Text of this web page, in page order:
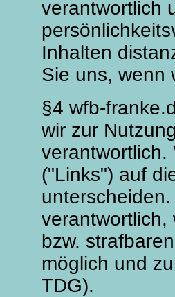
verantwortlich
Inhalten
Sie uns, wenn
§4 wfb-
wir zur
verantwortlich.
("Links") auf
verantwortlich,
bzw.
möglich und
TDG).